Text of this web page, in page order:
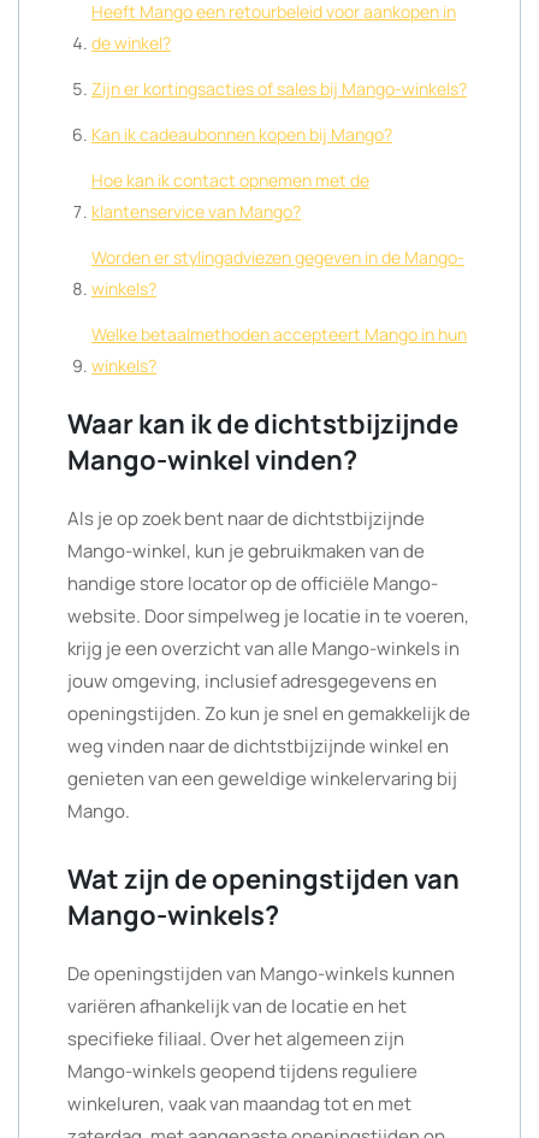
Heeft Mango een retourbeleid voor aankopen in
de winkel?
Zijn er kortingsacties of sales bij Mango-winkels?
Kan ik cadeaubonnen kopen bij Mango?
Hoe kan ik contact opnemen met de
klantenservice van Mango?
Worden er stylingadviezen gegeven in de Mango-
winkels?
Welke betaalmethoden accepteert Mango in hun
winkels?
Waar kan ik de dichtstbijzijnde
Mango-winkel vinden?
Als je op zoek bent naar de dichtstbijzijnde
Mango-winkel, kun je gebruikmaken van de
handige store locator op de officiële Mango-
website. Door simpelweg je locatie in te voeren,
krijg je een overzicht van alle Mango-winkels in
jouw omgeving, inclusief adresgegevens en
openingstijden. Zo kun je snel en gemakkelijk de
weg vinden naar de dichtstbijzijnde winkel en
genieten van een geweldige winkelervaring bij
Mango.
Wat zijn de openingstijden van
Mango-winkels?
De openingstijden van Mango-winkels kunnen
variëren afhankelijk van de locatie en het
specifieke filiaal. Over het algemeen zijn
Mango-winkels geopend tijdens reguliere
winkeluren, vaak van maandag tot en met